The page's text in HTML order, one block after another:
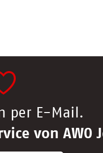
per E-Mail.
von AWO